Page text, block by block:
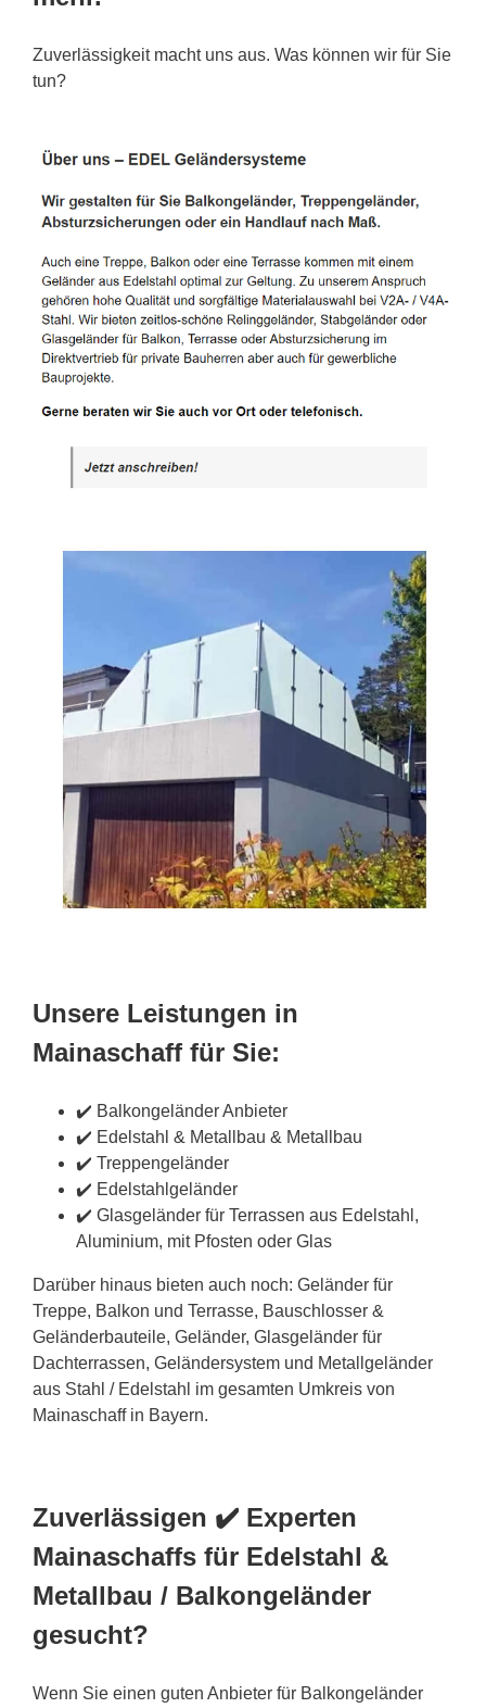
Zuverlässigkeit macht uns aus. Was können wir für Sie
tun?
Unsere Leistungen in
Mainaschaff für Sie:
✔️ Balkongeländer Anbieter
✔️ Edelstahl & Metallbau & Metallbau
✔️ Treppengeländer
✔️ Edelstahlgeländer
✔️ Glasgeländer für Terrassen aus Edelstahl,
Aluminium, mit Pfosten oder Glas
Darüber hinaus bieten auch noch: Geländer für
Treppe, Balkon und Terrasse, Bauschlosser &
Geländerbauteile, Geländer, Glasgeländer für
Dachterrassen, Geländersystem und Metallgeländer
aus Stahl / Edelstahl im gesamten Umkreis von
Mainaschaff in Bayern.
Zuverlässigen ✔️ Experten
Mainaschaffs für Edelstahl &
Metallbau / Balkongeländer
gesucht?
Wenn Sie einen guten Anbieter für Balkongeländer